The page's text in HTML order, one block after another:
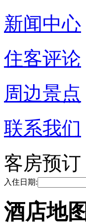
新闻中心
住客评论
周边景点
联系我们
客房预订
入住日期:
酒店地图